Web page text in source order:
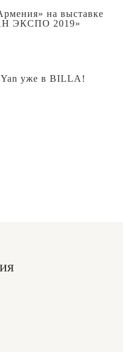
на выставке
ЭКСПО 2019»
Yan уже в BILLA!